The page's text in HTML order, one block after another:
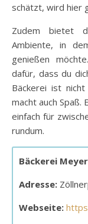
schätzt, wird hier
Zudem bietet
Ambiente, in
genießen
dafür, dass du
Bäckerei ist
macht auch Spaß.
einfach für
rundum.
Bäckerei
Adresse:
Webseite: